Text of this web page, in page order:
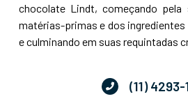
chocolate Lindt, começando pela
matérias-primas e dos ingredientes
e culminando em suas requintadas
(11) 4293-